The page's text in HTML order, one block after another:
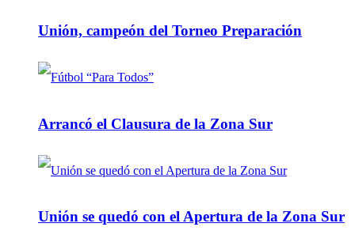
Unión, campeón del Torneo Preparación
Arrancó el Clausura de la Zona Sur
Unión se quedó con el Apertura de la Zona Sur